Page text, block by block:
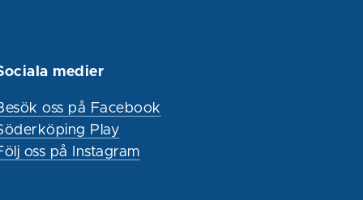
medier
oss på Facebook
Play
oss på Instagram